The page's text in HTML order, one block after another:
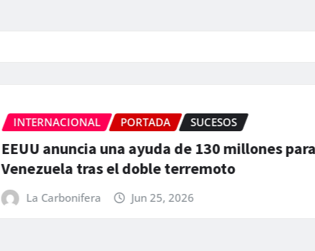
INTERNACIONAL PORTADA SUCESOS
EEUU anuncia una ayuda de 130 millones para
Venezuela tras el doble terremoto
La Carbonifera Jun 25, 2026